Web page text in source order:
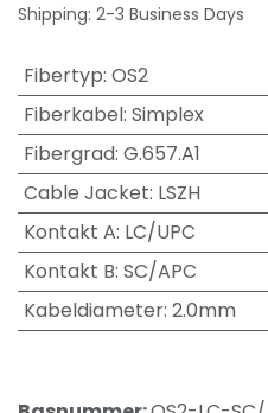
Shipping: 2-3 Business Days
Fibertyp: OS2
Fiberkabel: Simplex
Fibergrad: G.657.A1
Cable Jacket: LSZH
Kontakt A: LC/UPC
Kontakt B: SC/APC
Kabeldiameter: 2.0mm